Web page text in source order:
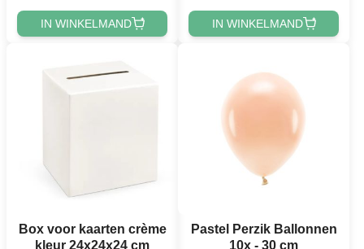
IN WINKELMAND IN WINKELMAND
Box voor kaarten crème
kleur 24x24x24 cm
Pastel Perzik Ballonnen
10x - 30 cm